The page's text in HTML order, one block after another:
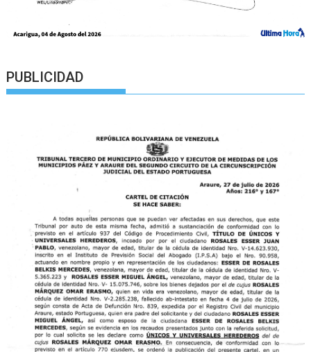
PUBLICIDAD